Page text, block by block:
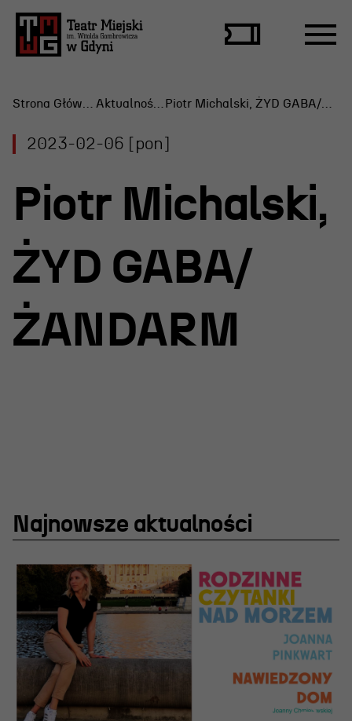
Scena Letnia
Bilety
Teatr
Historia teatru
Zespół artystyczny
Aktualności
Dostępny Teatr Miejski
Wynajem scen i spektakli
2023-02-06 [pon]
Piotr Michalski,
ŻYD GABA/
ŻANDARM
Najnowsze aktualności